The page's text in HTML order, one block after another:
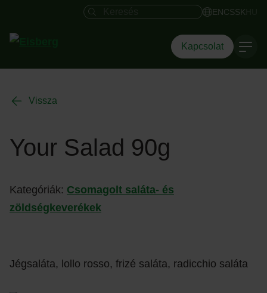
Keresés mező ENCSSK
Kapcsolat
Vissza
Your Salad 90g
Kategóriák: Csomagolt saláta- és
zöldségkeverékek
Jégsaláta, lollo rosso, frizé saláta, radicchio saláta